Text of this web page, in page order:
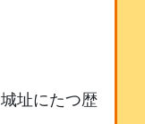
城址にたつ歴